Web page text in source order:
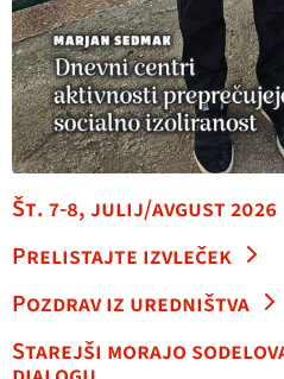
Št. 7-8, julij/avgust 2026
Prelistajte izvleček
Pozdrav iz uredništva
Starejši morajo